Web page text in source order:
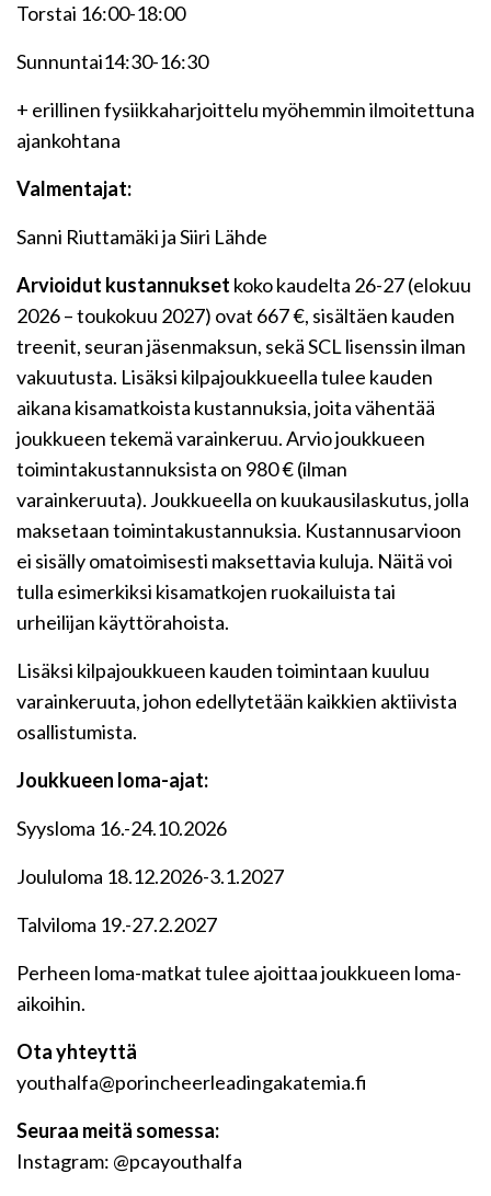
Torstai 16:00-18:00
Sunnuntai14:30-16:30
+ erillinen fysiikkaharjoittelu myöhemmin ilmoitettuna
ajankohtana
Valmentajat:
Sanni Riuttamäki ja Siiri Lähde
Arvioidut kustannukset koko kaudelta 26-27 (elokuu
2026 – toukokuu 2027) ovat 667 €, sisältäen kauden
treenit, seuran jäsenmaksun, sekä SCL lisenssin ilman
vakuutusta. Lisäksi kilpajoukkueella tulee kauden
aikana kisamatkoista kustannuksia, joita vähentää
joukkueen tekemä varainkeruu. Arvio joukkueen
toimintakustannuksista on 980 € (ilman
varainkeruuta). Joukkueella on kuukausilaskutus, jolla
maksetaan toimintakustannuksia. Kustannusarvioon
ei sisälly omatoimisesti maksettavia kuluja. Näitä voi
tulla esimerkiksi kisamatkojen ruokailuista tai
urheilijan käyttörahoista.
Lisäksi kilpajoukkueen kauden toimintaan kuuluu
varainkeruuta, johon edellytetään kaikkien aktiivista
osallistumista.
Joukkueen loma-ajat:
Syysloma 16.-24.10.2026
Joululoma 18.12.2026-3.1.2027
Talviloma 19.-27.2.2027
Perheen loma-matkat tulee ajoittaa joukkueen loma-
aikoihin.
Ota yhteyttä
youthalfa@porincheerleadingakatemia.fi
Seuraa meitä somessa:
Instagram: @pcayouthalfa